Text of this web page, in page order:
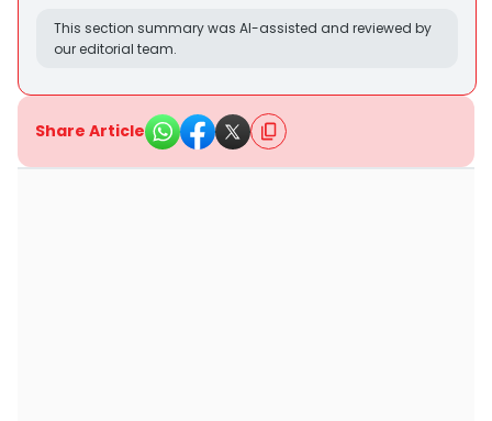
This section summary was AI-assisted and reviewed by
our editorial team.
Share Article